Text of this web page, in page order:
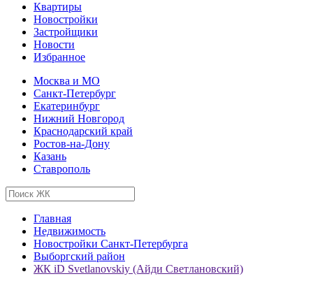
Квартиры
Новостройки
Застройщики
Новости
Избранное
Москва и МО
Санкт-Петербург
Екатеринбург
Нижний Новгород
Краснодарский край
Ростов-на-Дону
Казань
Ставрополь
Главная
Недвижимость
Новостройки Санкт-Петербурга
Выборгский район
ЖК iD Svetlanovskiy (Айди Светлановский)